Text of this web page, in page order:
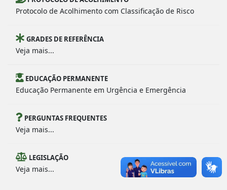
Protocolo de Acolhimento com Classificação de Risco
GRADES DE REFERÊNCIA
Veja mais...
EDUCAÇÃO PERMANENTE
Educação Permanente em Urgência e Emergência
PERGUNTAS FREQUENTES
Veja mais...
LEGISLAÇÃO
Veja mais...